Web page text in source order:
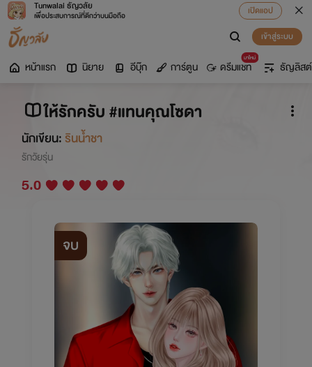
Tunwalai ธัญวลัย
เพื่อประสบการณ์ที่ดีกว่าบนมือถือ
เปิดแอป
เข้าสู่ระบบ
หน้าแรก นิยาย อีบุ๊ก การ์ตูน
มาใหม่
ดรีมแชท ธัญลิสต์
ให้รักครับ #แทนคุณโซดา
นักเขียน:รินน้ำชา
รักวัยรุ่น
5.0
จบ